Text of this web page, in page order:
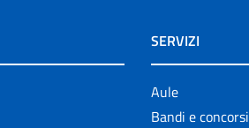
SERVIZI
Aule
Bandi e concorsi